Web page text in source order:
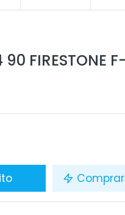
90 FIRESTONE